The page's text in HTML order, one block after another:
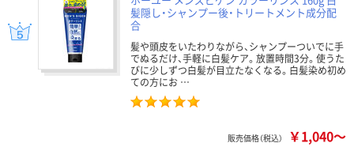
髪隠し・シャンプー後・トリートメント成分配
合
髪や頭皮をいたわりながら、シャンプーついでに手
でぬるだけ、手軽に白髪ケア。放置時間3分。使うた
びに少しずつ白髪が目立たなくなる。白髪染め初め
ての方にお …
販売価格（税込） ￥1,040～